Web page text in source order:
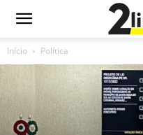
Início Política